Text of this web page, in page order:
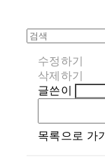
수정하기
삭제하기
글쓴이
목록으로 가기